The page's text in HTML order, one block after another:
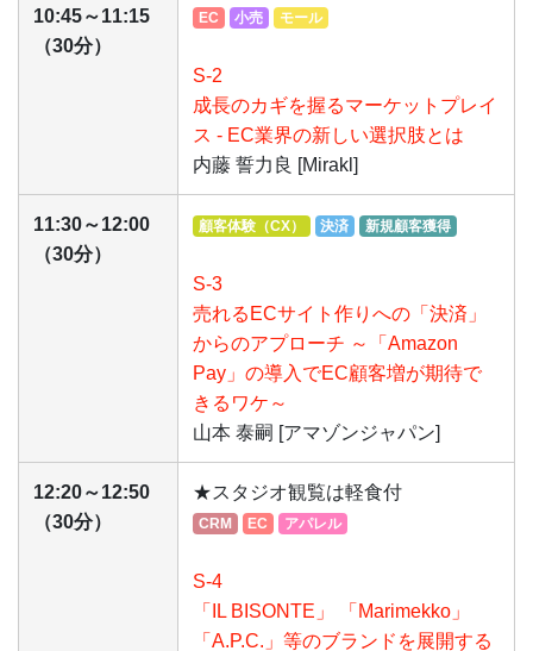
10:45～11:15
（30分）
EC 小売 モール
S-2
成長のカギを握るマーケットプレイ
ス - EC業界の新しい選択肢とは
内藤 誓力良 [Mirakl]
11:30～12:00
（30分）
顧客体験（CX） 決済 新規顧客獲得
S-3
売れるECサイト作りへの「決済」
からのアプローチ ～「Amazon
Pay」の導入でEC顧客増が期待で
きるワケ～
山本 泰嗣 [アマゾンジャパン]
12:20～12:50
（30分）
★スタジオ観覧は軽食付
CRM EC アパレル
S-4
「IL BISONTE」 「Marimekko」
「A.P.C.」等のブランドを展開する